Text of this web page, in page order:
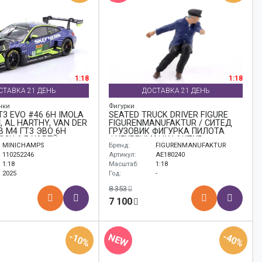
1:18
21 ДЕНЬ
EVO #46 6H IMOLA
AL HARTHY, VAN DER
M4 ГТ3 ЭВО 6H
АЛ ХАРТЙ
MINICHAMPS
110252246
1:18
2025
1:18
ДОСТАВКА 21 ДЕНЬ
Фигурки
SEATED TRUCK DRIVER FIGURE
FIGURENMANUFAKTUR / СИТЕД
ГРУЗОВИК ФИГУРКА ПИЛОТА
ФИГУРЕНМАНУФАКТУР
Бренд:
FIGURENMANUFAKTUR
Артикул:
AE180240
Масштаб:
1:18
Год:
-
8 353
7 100
-10% NEW -40%